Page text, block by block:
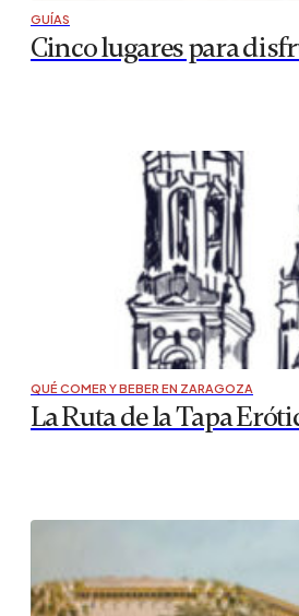
GUÍAS
Cinco lugares para
QUÉ COMER Y BEBER EN ZARAGOZA
La Ruta de la Tapa